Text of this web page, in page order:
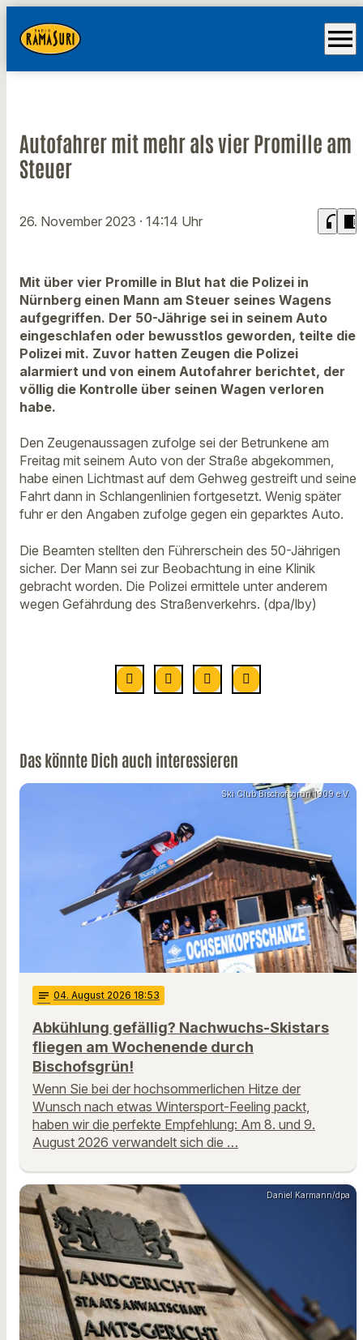
menu
Autofahrer mit mehr als vier Promille am
Steuer
26. November 2023 · 14:14 Uhr headphones chrome_reader_mode
Mit über vier Promille in Blut hat die Polizei in
Nürnberg einen Mann am Steuer seines Wagens
aufgegriffen. Der 50-Jährige sei in seinem Auto
eingeschlafen oder bewusstlos geworden, teilte die
Polizei mit. Zuvor hatten Zeugen die Polizei
alarmiert und von einem Autofahrer berichtet, der
völlig die Kontrolle über seinen Wagen verloren
habe.
Den Zeugenaussagen zufolge sei der Betrunkene am
Freitag mit seinem Auto von der Straße abgekommen,
habe einen Lichtmast auf dem Gehweg gestreift und seine
Fahrt dann in Schlangenlinien fortgesetzt. Wenig später
fuhr er den Angaben zufolge gegen ein geparktes Auto.
Die Beamten stellten den Führerschein des 50-Jährigen
sicher. Der Mann sei zur Beobachtung in eine Klinik
gebracht worden. Die Polizei ermittele unter anderem
wegen Gefährdung des Straßenverkehrs. (dpa/lby)
Das könnte Dich auch interessieren
Ski Club Bischofsgrün 1909 e.V.
notes 04. August 2026 18:53
Abkühlung gefällig? Nachwuchs-Skistars
fliegen am Wochenende durch
Bischofsgrün!
Wenn Sie bei der hochsommerlichen Hitze der
Wunsch nach etwas Wintersport-Feeling packt,
haben wir die perfekte Empfehlung: Am 8. und 9.
August 2026 verwandelt sich die …
Daniel Karmann/dpa